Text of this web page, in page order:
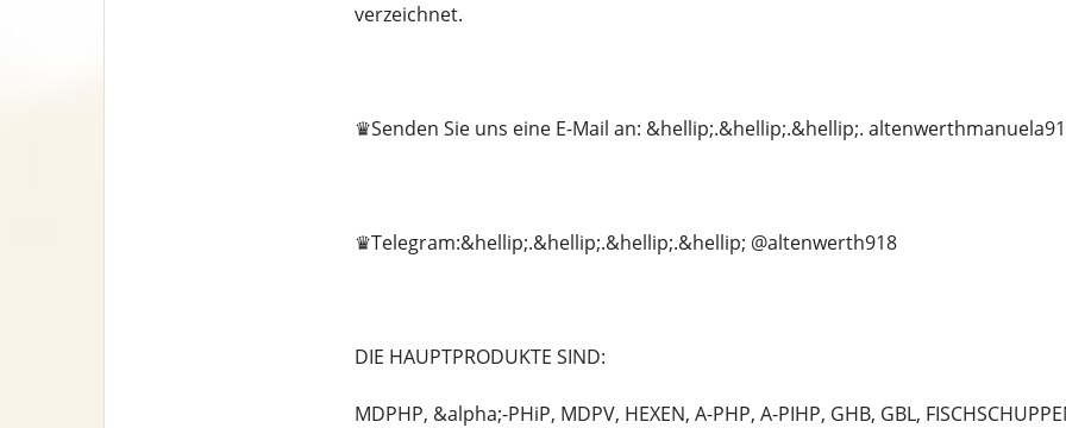
verzeichnet.
♛Senden Sie uns eine E-Mail an: &hellip;.&hellip;.&hellip;.
♛Telegram:&hellip;.&hellip;.&hellip;.&hellip; @altenwerth918
DIE HAUPTPRODUKTE SIND:
MDPHP, &alpha;-PHiP, MDPV, HEXEN, A-PHP, A-PIHP, GHB, GBL,